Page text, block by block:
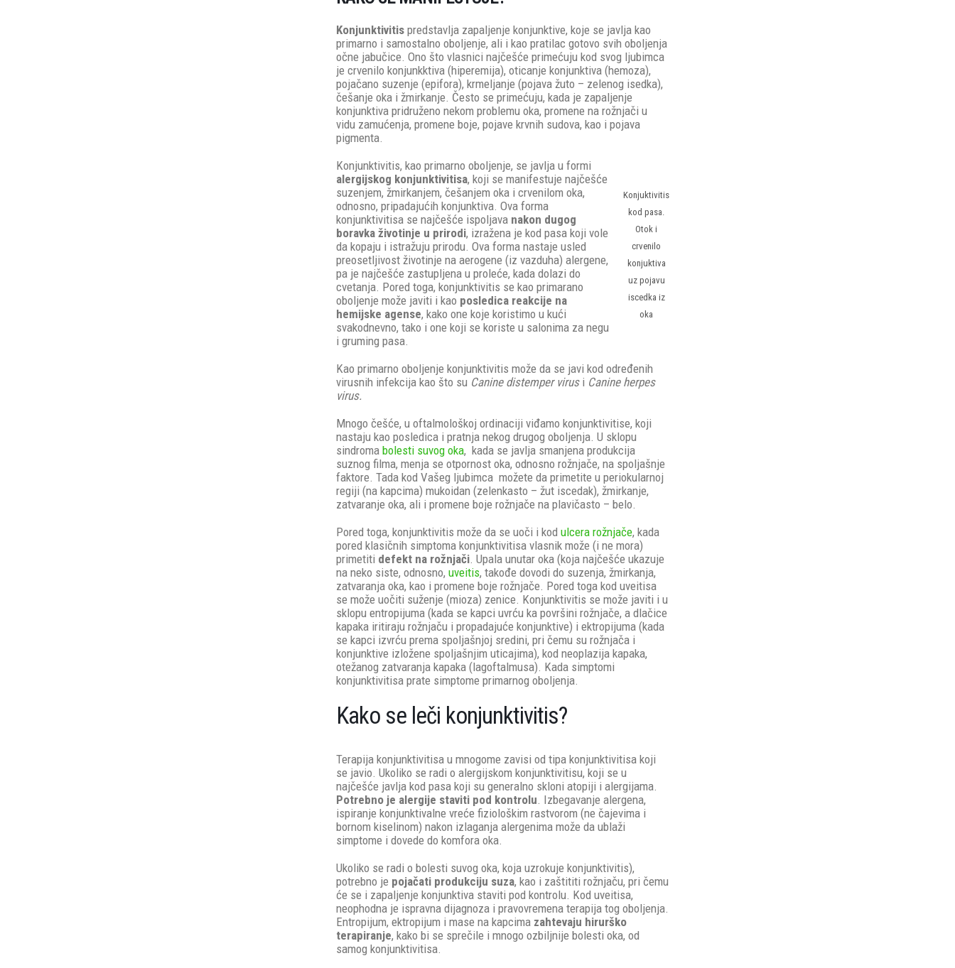
Konjunktivitis predstavlja zapaljenje konjunktive, koje se javlja kao
primarno i samostalno oboljenje, ali i kao pratilac gotovo svih oboljenja
očne jabučice. Ono što vlasnici najčešće primećuju kod svog ljubimca
je crvenilo konjunkktiva (hiperemija), oticanje konjunktiva (hemoza),
pojačano suzenje (epifora), krmeljanje (pojava žuto – zelenog isedka),
češanje oka i žmirkanje. Često se primećuju, kada je zapaljenje
konjunktiva pridruženo nekom problemu oka, promene na rožnjači u
vidu zamućenja, promene boje, pojave krvnih sudova, kao i pojava
pigmenta.
Konjuktivitis
kod pasa.
Otok i
crvenilo
konjuktiva
uz pojavu
iscedka iz
oka
Konjunktivitis, kao primarno oboljenje, se javlja u formi
alergijskog konjunktivitisa, koji se manifestuje najčešće
suzenjem, žmirkanjem, češanjem oka i crvenilom oka,
odnosno, pripadajućih konjunktiva. Ova forma
konjunktivitisa se najčešće ispoljava nakon dugog
boravka životinje u prirodi, izražena je kod pasa koji vole
da kopaju i istražuju prirodu. Ova forma nastaje usled
preosetljivost životinje na aerogene (iz vazduha) alergene,
pa je najčešće zastupljena u proleće, kada dolazi do
cvetanja. Pored toga, konjunktivitis se kao primarano
oboljenje može javiti i kao posledica reakcije na
hemijske agense, kako one koje koristimo u kući
svakodnevno, tako i one koji se koriste u salonima za negu
i gruming pasa.
Kao primarno oboljenje konjunktivitis može da se javi kod određenih
virusnih infekcija kao što su Canine distemper virus i Canine herpes
virus.
Mnogo češće, u oftalmološkoj ordinaciji viđamo konjunktivitise, koji
nastaju kao posledica i pratnja nekog drugog oboljenja. U sklopu
sindromabolesti suvog oka, kada se javlja smanjena produkcija
suznog filma, menja se otpornost oka, odnosno rožnjače, na spoljašnje
faktore. Tada kod Vašeg ljubimca možete da primetite u periokularnoj
regiji (na kapcima) mukoidan (zelenkasto – žut iscedak), žmirkanje,
zatvaranje oka, ali i promene boje rožnjače na plavičasto – belo.
Pored toga, konjunktivitis može da se uoči i kodulcera rožnjače, kada
pored klasičnih simptoma konjunktivitisa vlasnik može (i ne mora)
primetiti defekt na rožnjači . Upala unutar oka (koja najčešće ukazuje
na neko siste, odnosno,uveitis, takođe dovodi do suzenja, žmirkanja,
zatvaranja oka, kao i promene boje rožnjače. Pored toga kod uveitisa
se može uočiti suženje (mioza) zenice. Konjunktivitis se može javiti i u
sklopu entropijuma (kada se kapci uvrću ka površini rožnjače, a dlačice
kapaka iritiraju rožnjaču i propadajuće konjunktive) i ektropijuma (kada
se kapci izvrću prema spoljašnjoj sredini, pri čemu su rožnjača i
konjunktive izložene spoljašnjim uticajima), kod neoplazija kapaka,
otežanog zatvaranja kapaka (lagoftalmusa). Kada simptomi
konjunktivitisa prate simptome primarnog oboljenja.
Kako se leči konjunktivitis?
Terapija konjunktivitisa u mnogome zavisi od tipa konjunktivitisa koji
se javio. Ukoliko se radi o alergijskom konjunktivitisu, koji se u
najčešće javlja kod pasa koji su generalno skloni atopiji i alergijama.
Potrebno je alergije staviti pod kontrolu . Izbegavanje alergena,
ispiranje konjunktivalne vreće fiziološkim rastvorom (ne čajevima i
bornom kiselinom) nakon izlaganja alergenima može da ublaži
simptome i dovede do komfora oka.
Ukoliko se radi o bolesti suvog oka, koja uzrokuje konjunktivitis),
potrebno je pojačati produkciju suza, kao i zaštititi rožnjaču, pri čemu
će se i zapaljenje konjunktiva staviti pod kontrolu. Kod uveitisa,
neophodna je ispravna dijagnoza i pravovremena terapija tog oboljenja.
Entropijum, ektropijum i mase na kapcima zahtevaju hirurško
terapiranje, kako bi se sprečile i mnogo ozbiljnije bolesti oka, od
samog konjunktivitisa.